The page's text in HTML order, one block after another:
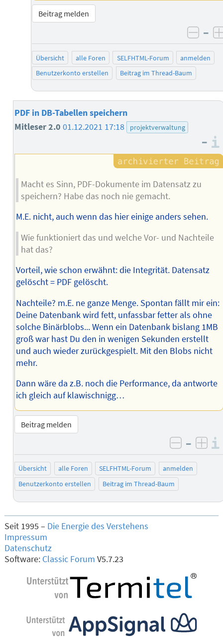
Beitrag melden
–
Übersicht alle Foren SELFHTML-Forum
anmelden
Benutzerkonto erstellen
Beitrag im Thread-Baum
PDF in DB-Tabellen speichern
Mitleser 2.001.12.2021 17:18 projektverwaltung
–
Macht es Sinn, PDF-Dokumente im Datensatz zu
speichern? Habe das noch nie gemacht.
M.E. nicht, auch wenn das hier einige anders sehen.
Wie funktioniert das und welche Vor- und Nachteile
hat das?
Vorteil, wie schon erwähnt: die Integrität. Datensatz
gelöscht = PDF gelöscht.
Nachteile? m.E. ne ganze Menge. Spontan fällt mir ein:
Deine Datenbank wird fett, unfassbar fetter als ohne
solche Binärblobs... Wenn ein Datenbank bislang 1MB
groß war hast Du den in wenigen Sekunden erstellt
und auch wieder zurückgespielt. Mit den Blobs nicht
mehr.
Dann wäre da z.B. noch die Performance, da antworte
ich gleich auf klawischnigg…
Beitrag melden
negativ
–
Übersicht alle Foren SELFHTML-Forum
anmelden
Benutzerkonto erstellen
Beitrag im Thread-Baum
Seit 1995 – Die Energie des Verstehens
Impressum
Datenschutz
Software: Classic Forum V5.7.23